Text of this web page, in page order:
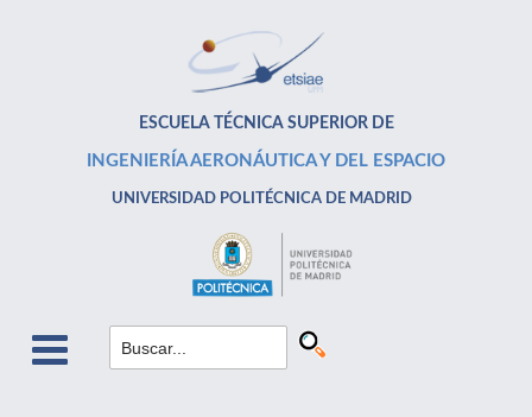
ESCUELA TÉCNICA SUPERIOR DE
INGENIERÍA AERONÁUTICA Y DEL ESPACIO
UNIVERSIDAD POLITÉCNICA DE MADRID